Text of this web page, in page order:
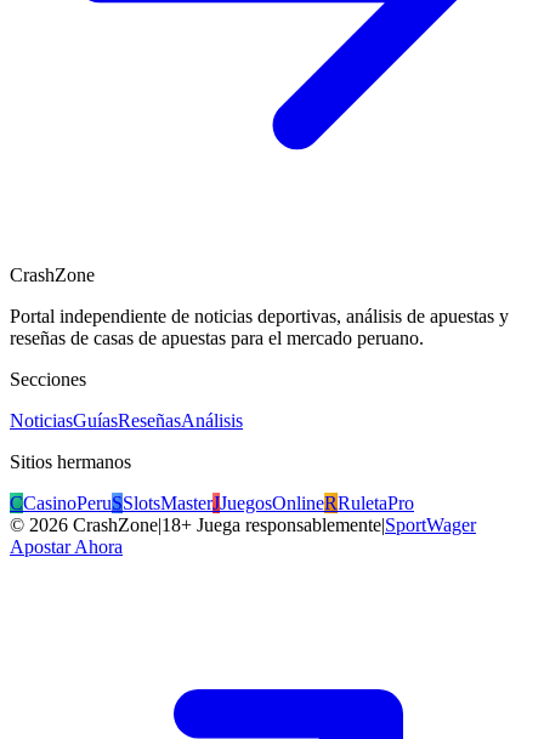
CrashZone
Portal independiente de noticias deportivas, análisis de apuestas y
reseñas de casas de apuestas para el mercado peruano.
Secciones
NoticiasGuíasReseñasAnálisis
Sitios hermanos
CCasinoPeruSSlotsMasterJJuegosOnlineRRuletaPro
© 2026 CrashZone|18+ Juega responsablemente|SportWager
Apostar Ahora